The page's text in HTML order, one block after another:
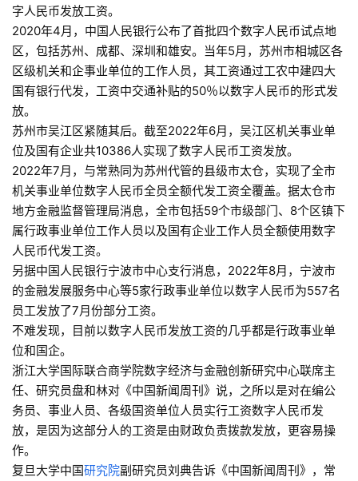
字人民币发放工资。
2020年4月，中国人民银行公布了首批四个数字人民币试点地
区，包括苏州、成都、深圳和雄安。当年5月，苏州市相城区各
区级机关和企事业单位的工作人员，其工资通过工农中建四大
国有银行代发，工资中交通补贴的50％以数字人民币的形式发
放。
苏州市吴江区紧随其后。截至2022年6月，吴江区机关事业单
位及国有企业共10386人实现了数字人民币工资发放。
2022年7月，与常熟同为苏州代管的县级市太仓，实现了全市
机关事业单位数字人民币全员全额代发工资全覆盖。据太仓市
地方金融监督管理局消息，全市包括59个市级部门、8个区镇下
属行政事业单位工作人员以及国有企业工作人员全额使用数字
人民币代发工资。
另据中国人民银行宁波市中心支行消息，2022年8月，宁波市
的金融发展服务中心等5家行政事业单位以数字人民币为557名
员工发放了7月份部分工资。
不难发现，目前以数字人民币发放工资的几乎都是行政事业单
位和国企。
浙江大学国际联合商学院数字经济与金融创新研究中心联席主
任、研究员盘和林对《中国新闻周刊》说，之所以是对在编公
务员、事业人员、各级国资单位人员实行工资数字人民币发
放，是因为这部分人的工资是由财政负责拨款发放，更容易操
作。
复旦大学中国研究院副研究员刘典告诉《中国新闻周刊》，常